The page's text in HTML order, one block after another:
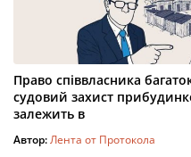
Право співвласника
судовий захист
залежить в
Автор:Лента от Протокола